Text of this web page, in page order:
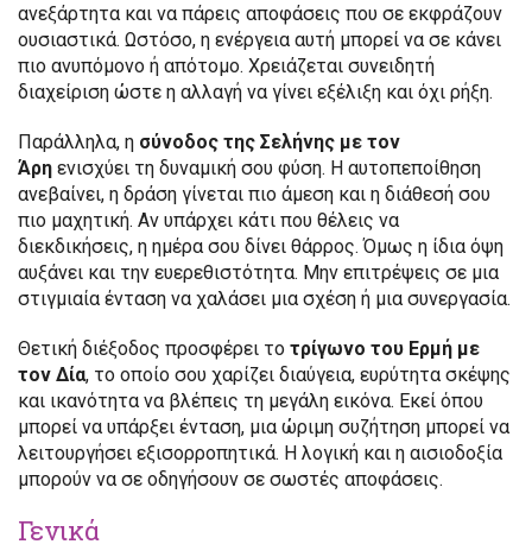
ανεξάρτητα και να πάρεις αποφάσεις που σε εκφράζουν
ουσιαστικά. Ωστόσο, η ενέργεια αυτή μπορεί να σε κάνει
πιο ανυπόμονο ή απότομο. Χρειάζεται συνειδητή
διαχείριση ώστε η αλλαγή να γίνει εξέλιξη και όχι ρήξη.
Παράλληλα, η σύνοδος της Σελήνης με τον
Άρη ενισχύει τη δυναμική σου φύση. Η αυτοπεποίθηση
ανεβαίνει, η δράση γίνεται πιο άμεση και η διάθεσή σου
πιο μαχητική. Αν υπάρχει κάτι που θέλεις να
διεκδικήσεις, η ημέρα σου δίνει θάρρος. Όμως η ίδια όψη
αυξάνει και την ευερεθιστότητα. Μην επιτρέψεις σε μια
στιγμιαία ένταση να χαλάσει μια σχέση ή μια συνεργασία.
Θετική διέξοδος προσφέρει το τρίγωνο του Ερμή με
τον Δία, το οποίο σου χαρίζει διαύγεια, ευρύτητα σκέψης
και ικανότητα να βλέπεις τη μεγάλη εικόνα. Εκεί όπου
μπορεί να υπάρξει ένταση, μια ώριμη συζήτηση μπορεί να
λειτουργήσει εξισορροπητικά. Η λογική και η αισιοδοξία
μπορούν να σε οδηγήσουν σε σωστές αποφάσεις.
Γενικά